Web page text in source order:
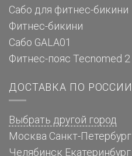
Сабо для фитнес-бикини
Фитнес-бикини
Сабо GALA01
Фитнес-пояс Tecnomed 2
ДОСТАВКА ПО РОССИИ
Выбрать другой город
Москва Санкт-Петербург
Челябинск Екатеринбург